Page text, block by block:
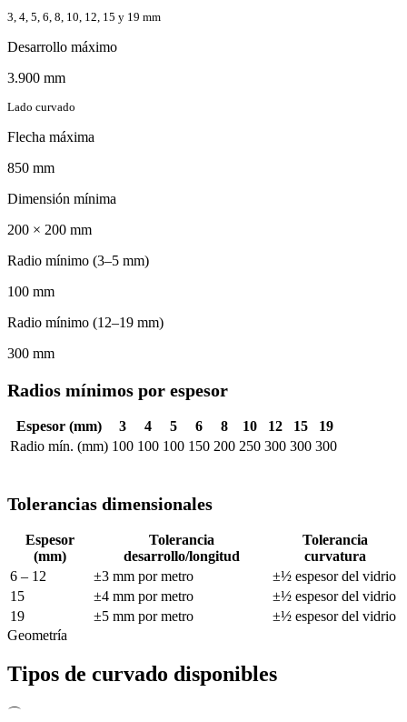
3, 4, 5, 6, 8, 10, 12, 15 y 19 mm
Desarrollo máximo
3.900 mm
Lado curvado
Flecha máxima
850 mm
Dimensión mínima
200 × 200 mm
Radio mínimo (3–5 mm)
100 mm
Radio mínimo (12–19 mm)
300 mm
Radios mínimos por espesor
Espesor (mm) 3 4 5 6 8 10 12 15
19
Radio mín. (mm) 100 100 100 150 200 250 300 300 300
Tolerancias dimensionales
Espesor
(mm)
Tolerancia
desarrollo/longitud
Tolerancia
curvatura
6 – 12
±3 mm por metro
±½ espesor del vidrio
15
±4 mm por metro
±½ espesor del vidrio
19
±5 mm por metro
±½ espesor del vidrio
Geometría
Tipos de curvado disponibles
⌒